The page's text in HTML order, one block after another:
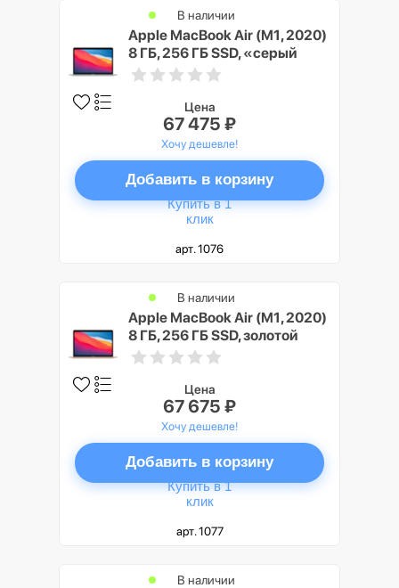
Apple MacBook Air (M1, 2020)
8 ГБ, 256 ГБ SSD, «серый
космос»
В наличии
Цена
67 475 ₽
Хочу дешевле!
Добавить в корзину
Купить в 1
клик
арт. 1076
Apple MacBook Air (M1, 2020)
8 ГБ, 256 ГБ SSD, золотой
В наличии
Цена
67 675 ₽
Хочу дешевле!
Добавить в корзину
Купить в 1
клик
арт. 1077
В наличии